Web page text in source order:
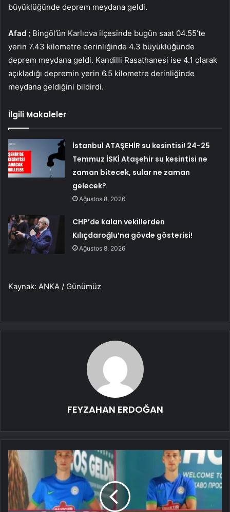
büyüklüğünde deprem meydana geldi.
Afad ; Bingöl’ün Karlıova ilçesinde bugün saat 04.55’te
yerin 7.43 kilometre derinliğinde 4.3 büyüklüğünde
deprem meydana geldi. Kandilli Rasathanesi ise 4.1 olarak
açıkladığı depremin yerin 6.5 kilometre derinliğinde
meydana geldiğini bildirdi.
İlgili Makaleler
İstanbul ATAŞEHİR su kesintisi! 24-25
Temmuz İSKİ Ataşehir su kesintisi ne
zaman bitecek, sular ne zaman
gelecek?
Ağustos 8, 2026
CHP’de kalan vekillerden
Kılıçdaroğlu’na gövde gösterisi!
Ağustos 8, 2026
Kaynak: ANKA / Günümüz
FEYZAHAN ERDOĞAN